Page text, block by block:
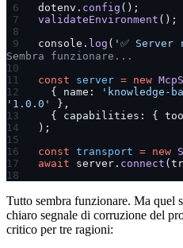
dotenv. config ();
validateEnvironment ();
console. log ( '✅
Sembra funzionare...
const server = new
  { name:
'knowledge-
'1.0.0'
},
{ capabilities: {
);
const transport = new
await server. connect
Tutto sembra funzionare. Ma quel
chiaro segnale di corruzione del
critico per tre ragioni: